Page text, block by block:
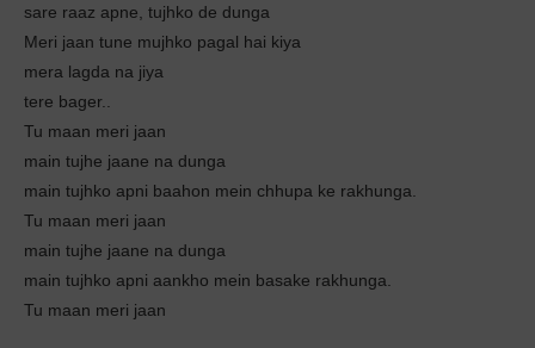
sare raaz apne, tujhko de dunga
Meri jaan tune mujhko pagal hai kiya
mera lagda na jiya
tere bager..
Tu maan meri jaan
main tujhe jaane na dunga
main tujhko apni baahon mein chhupa ke rakhunga.
Tu maan meri jaan
main tujhe jaane na dunga
main tujhko apni aankho mein basake rakhunga.
Tu maan meri jaan